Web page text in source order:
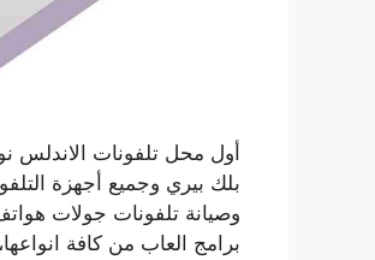
أول محل تلفونات الاندلس
بلك بيري وجميع أجهزة
وصيانة تلفونات جولات
برامج العاب من كافة